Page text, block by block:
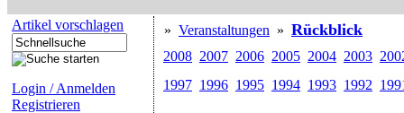
Artikel vorschlagen
Login / Anmelden
Registrieren
» Veranstaltungen » Rückblick
2008 2007 2006 2005 2004 2003
1997 1996 1995 1994 1993 1992